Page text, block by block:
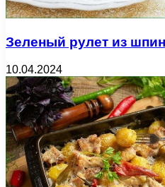
Зеленый рулет из
10.04.2024